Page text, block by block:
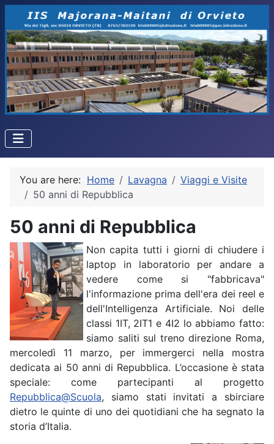
You are here: Home Lavagna
Viaggi e Visite
50 anni di Repubblica
50 anni di Repubblica
Non capita tutti i giorni di chiudere i
laptop in laboratorio per andare a
vedere come si "fabbricava"
l'informazione prima dell'era dei reel e
dell'Intelligenza Artificiale. Noi delle
classi 1IT, 2IT1 e 4I2 lo abbiamo fatto:
siamo saliti sul treno direzione Roma,
mercoledì 11 marzo, per immergerci nella mostra
dedicata ai 50 anni di Repubblica. L’occasione è stata
speciale: come partecipanti al progetto
Repubblica@Scuola, siamo stati invitati a sbirciare
dietro le quinte di uno dei quotidiani che ha segnato la
storia d’Italia.